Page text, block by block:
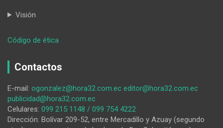
Visión
Código de ética
lojanos
que
la
caída
del
Contactos
E-mail: ogonzalez@hora32.com.ec editor@hora32.com.ec
publicidad@hora32.com.ec
Celulares: 099 215 1148 / 099 754 4222
Dirección: Bolívar 209-52, entre Mercadillo y Azuay (segundo